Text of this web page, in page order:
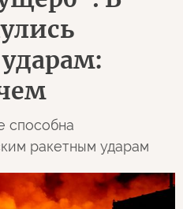
способна
ракетным ударам